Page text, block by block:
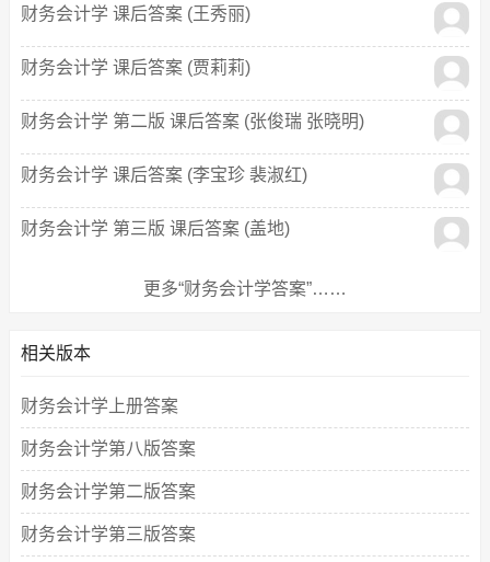
财务会计学 课后答案 (王秀丽)
财务会计学 课后答案 (贾莉莉)
财务会计学 第二版 课后答案 (张俊瑞 张晓明)
财务会计学 课后答案 (李宝珍 裴淑红)
财务会计学 第三版 课后答案 (盖地)
更多“财务会计学答案”……
相关版本
财务会计学上册答案
财务会计学第八版答案
财务会计学第二版答案
财务会计学第三版答案